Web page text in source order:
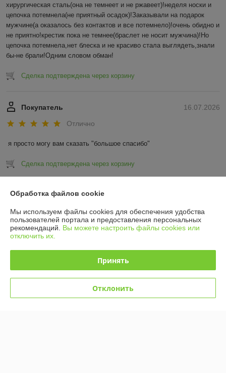
хирургическая сталь(она не темнеет и не ржавеет)!неделя носки и
цепочка потемнела(не приятный осадок)!Заказывали на подарок
мужчине(а оказалось без контактов и все потемнело)!очень обидно и
не приятно!крестик пока не темнее(браслет не носит мужчина)!Но
цепочка потемнела,нет блеска и не красиво стала выглядеть,знали
бы-не брали!Одним словом обман!
Сделка подтверждена через корзину
16.07.2026
Покупатель
Отлично
я просто могу вам сказать "большое спасибо"
Сделка подтверждена через корзину
О нас
Доставка и оплата
Обработка файлов cookie
Мы используем файлы cookies для обеспечения удобства
пользователей портала и предоставления персональных
рекомендаций. Вы можете настроить файлы cookies или
отключить их.
Принять
Отклонить